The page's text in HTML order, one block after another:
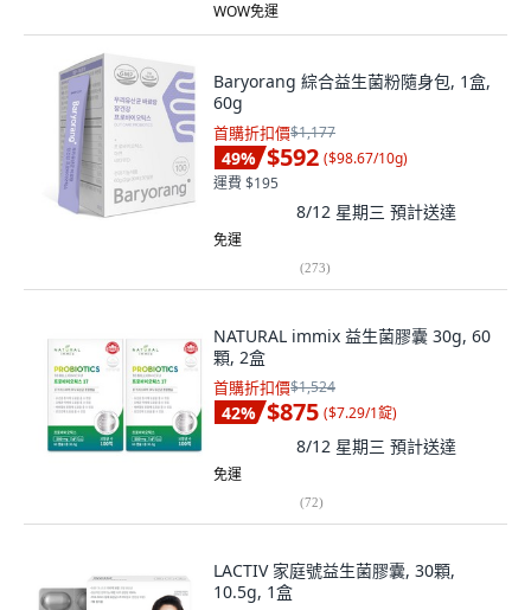
WOW免運
Baryorang 綜合益生菌粉隨身包, 1盒,
60g
首購折扣價$1,177
49% $592 ($98.67/10g)
運費 $195
8/12 星期三 預計送達
免運
(273)
NATURAL immix 益生菌膠囊 30g, 60
顆, 2盒
首購折扣價$1,524
42% $875 ($7.29/1錠)
8/12 星期三 預計送達
免運
(72)
LACTIV 家庭號益生菌膠囊, 30顆,
10.5g, 1盒